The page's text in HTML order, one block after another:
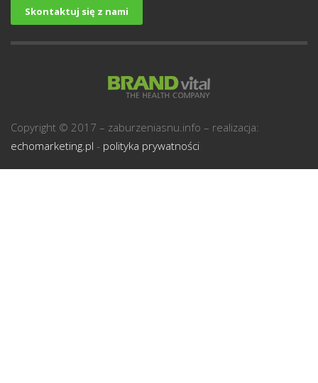
Skontaktuj się z nami
Copyright © 2017 – zaburzeniasnu.info – realizacja:
echomarketing.pl - polityka prywatności